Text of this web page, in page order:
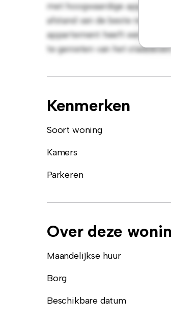
met hoogwaardige
afstand van de beste
appartement heeft een
te genieten van het
Kenmerken
Soort woning
Kamers
Parkeren
Over deze
Maandelijkse huur
Borg
Beschikbare datum